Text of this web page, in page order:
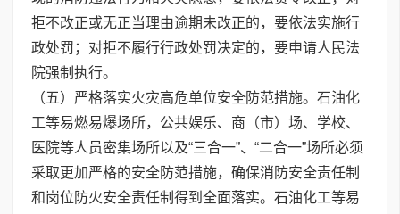
拒不改正或无正当理由逾期未改正的，要依法实施行
政处罚；对拒不履行行政处罚决定的，要申请人民法
院强制执行。
（五）严格落实火灾高危单位安全防范措施。石油化
工等易燃易爆场所，公共娱乐、商（市）场、学校、
医院等人员密集场所以及“三合一”、“二合一”场所必须
采取更加严格的安全防范措施，确保消防安全责任制
和岗位防火安全责任制得到全面落实。石油化工等易